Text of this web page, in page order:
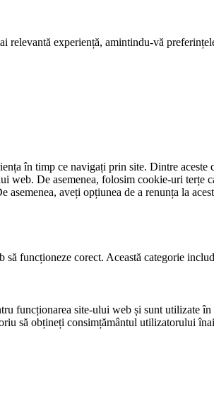
relevantă experiență, amintindu-vă
în timp ce navigați prin site. Dintre
web. De asemenea, folosim cookie-uri
aveți opțiunea de a renunța la
funcționeze corect. Această categorie
funcționarea site-ului web și sunt utilizate
să obțineți consimțământul utilizatorului